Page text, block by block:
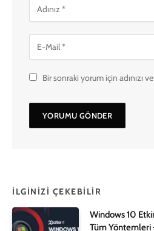
Bir sonraki yorum için adınızı
İLGINIZI ÇEKEBILIR
Windows 10
Tüm Yöntemleri